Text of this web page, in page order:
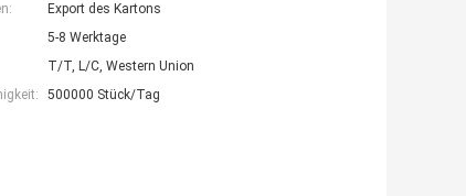
Export des Kartons
5-8 Werktage
T/T, L/C, Western Union
500000 Stück/Tag